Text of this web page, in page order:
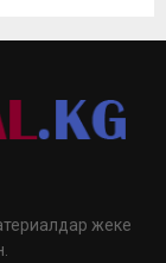
жеке